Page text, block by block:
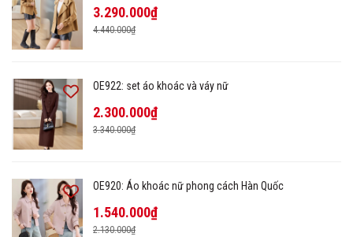
3.290.000₫
4.440.000₫
OE922: set áo khoác và váy nữ
2.300.000₫
3.340.000₫
OE920: Áo khoác nữ phong cách Hàn Quốc
1.540.000₫
2.130.000₫